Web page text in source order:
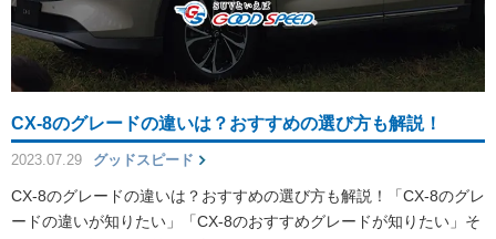
CX-8のグレードの違いは？おすすめの選び方も解説！
2023.07.29 グッドスピード
CX-8のグレードの違いは？おすすめの選び方も解説！「CX-8のグレ
ードの違いが知りたい」「CX-8のおすすめグレードが知りたい」そ